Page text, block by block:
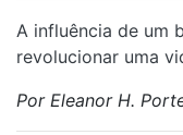
A influência de um
revolucionar uma
Por Eleanor H.